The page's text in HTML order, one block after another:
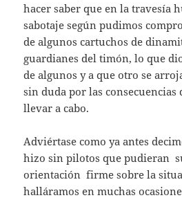
hacer saber que en la travesía
sabotaje según pudimos
de algunos cartuchos de
guardianes del timón, lo que
de algunos y a que otro se
sin duda por las
llevar a cabo.
Adviértase como ya antes
hizo sin pilotos que pudieran
orientación firme sobre la
halláramos en muchas